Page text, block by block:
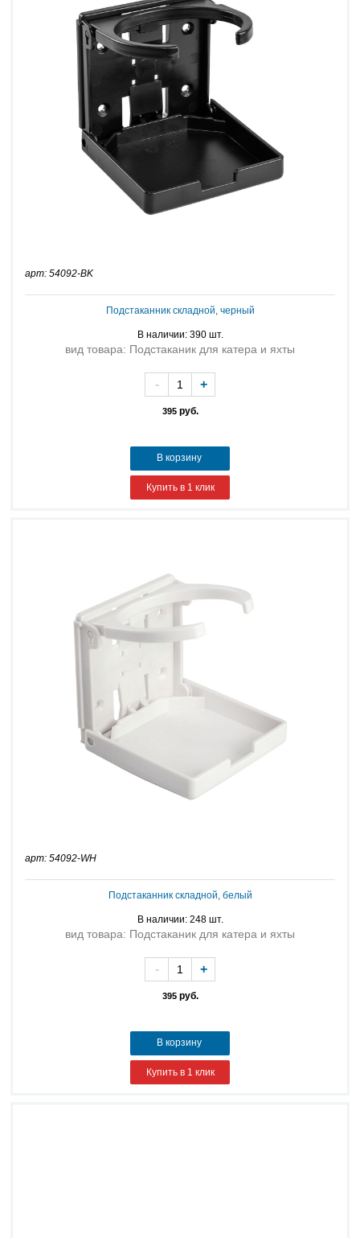
арт: 54092-BK
Подстаканник складной, черный
В наличии: 390 шт.
вид товара: Подстаканик для катера и яхты
395руб.
- +
В корзину
Купить в 1 клик
арт: 54092-WH
Подстаканник складной, белый
В наличии: 248 шт.
вид товара: Подстаканик для катера и яхты
395руб.
- +
В корзину
Купить в 1 клик